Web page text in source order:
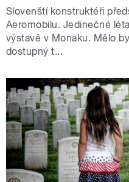
Slovenští konstruktéři
Aeromobilu. Jedinečné
výstavě v Monaku. Mělo
dostupný t...